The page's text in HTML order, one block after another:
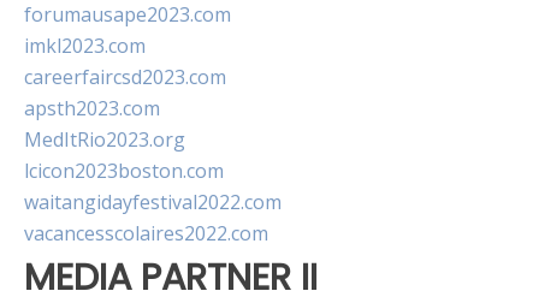
forumausape2023.com
imkl2023.com
careerfaircsd2023.com
apsth2023.com
MedItRio2023.org
lcicon2023boston.com
waitangidayfestival2022.com
vacancesscolaires2022.com
MEDIA PARTNER II